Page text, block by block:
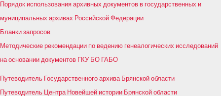
Порядок использования архивных документов в государственных и
муниципальных архивах Российской Федерации
Бланки запросов
Методические рекомендации по ведению генеалогических исследований
на основании документов ГКУ БО ГАБО
Путеводитель Государственного архива Брянской области
Путеводитель Центра Новейшей истории Брянской области